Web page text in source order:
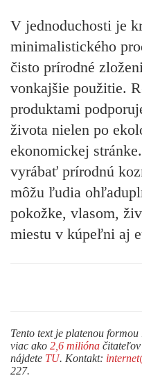
V jednoduchosti je
minimalistického
čisto prírodné
vonkajšie použitie.
produktami
života nielen po
ekonomickej
vyrábať prírodnú
môžu ľudia
pokožke, vlasom,
miestu v kúpeľni aj
Tento text je platenou
viac ako 2,6 milióna čitateľov
nájdete TU. Kontakt:
227.